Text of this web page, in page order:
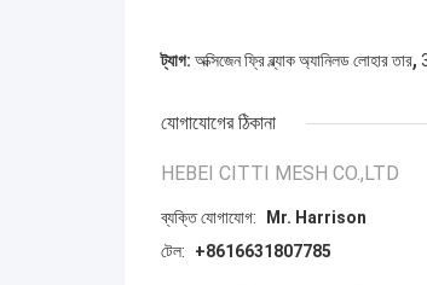
ট্যাগ: অক্সিজেন ফ্রি ব্ল্যাক অ্যানিলড লোহার তার,
যোগাযোগের ঠিকানা
HEBEI CITTI MESH CO.,LTD
ব্যক্তি যোগাযোগ:
Mr. Harrison
টেল:
+8616631807785